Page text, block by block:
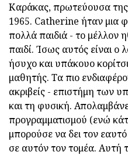
Καράκας, πρωτεύουσα
1965. Catherine ήταν μια
πολλά παιδιά - το μέλλον
παιδί. Ίσως αυτός είναι ο
ήσυχο και υπάκουο
μαθητής. Τα πιο
ακριβείς - επιστήμη των
και τη φυσική.
προγραμματισμού (ενώ
μπορούσε να δει τον
σε αυτόν τον τομέα. Αυτή